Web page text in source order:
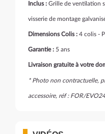
Inclus : Grille de ventilation
visserie de montage
Dimensions Colis : 4 colis -
Garantie : 5 ans
Livraison gratuite à votre
* Photo non contractuelle,
accessoire, réf : FOR/